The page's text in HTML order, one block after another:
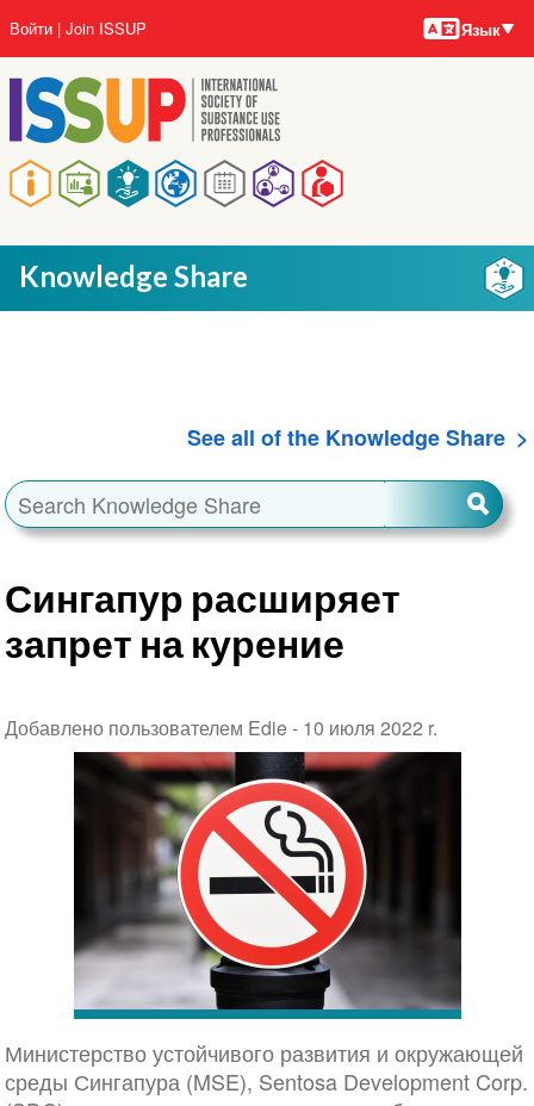
основному
содержанию
Main
navigation
User
account
menu
Войти Join ISSUP Языки
Язык
Knowledge Share
See all of the Knowledge Share
Сингапур расширяет
запрет на курение
Добавлено пользователем Edie - 10 июля 2022 r.
Министерство устойчивого развития и окружающей
среды Сингапура (MSE), Sentosa Development Corp.